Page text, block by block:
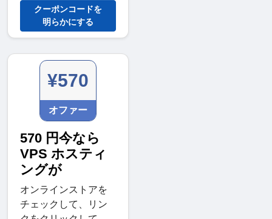
クーポンコードを
明らかにする
¥570
オファー
570 円今なら
VPS ホスティ
ングが
オンラインストアを
チェックして、リン